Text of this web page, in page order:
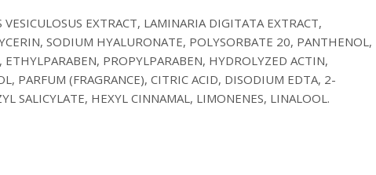
EXTRACT, LAMINARIA DIGITATA EXTRACT,
SODIUM HYALURONATE, POLYSORBATE 20, PANTHENOL,
PROPYLPARABEN, HYDROLYZED ACTIN,
PARFUM (FRAGRANCE), CITRIC ACID, DISODIUM EDTA, 2-
HEXYL CINNAMAL, LIMONENES, LINALOOL.